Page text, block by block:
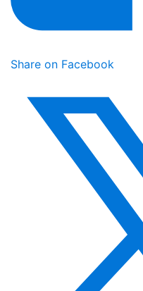
Share on Facebook